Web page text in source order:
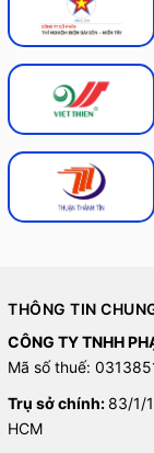
THÔNG TIN
CÔNG TY TNHH
Mã số thuế:
Trụ sở chính: 83/1/
HCM